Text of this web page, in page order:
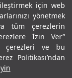
için web
yönetmek
tüm çerezlerin
İzin Ver”
çerezleri ve bu
Politikası’ndan
saklıdır.